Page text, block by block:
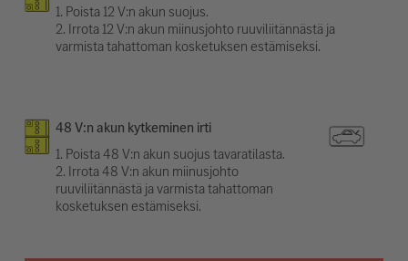
1. Poista 12 V:n akun suojus.
2. Irrota 12 V:n akun miinusjohto ruuviliitännästä ja
varmista tahattoman kosketuksen estämiseksi.
48 V:n akun kytkeminen irti
1. Poista 48 V:n akun suojus tavaratilasta.
2. Irrota 48 V:n akun miinusjohto
ruuviliitännästä ja varmista tahattoman
kosketuksen estämiseksi.